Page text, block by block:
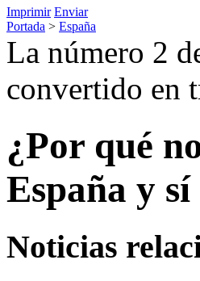
Imprimir Enviar
Portada > España
La número 2
convertido en
¿Por qué
España y
Noticias